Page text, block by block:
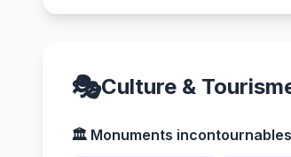
🎭Culture &
🏛️ Monuments incontournables